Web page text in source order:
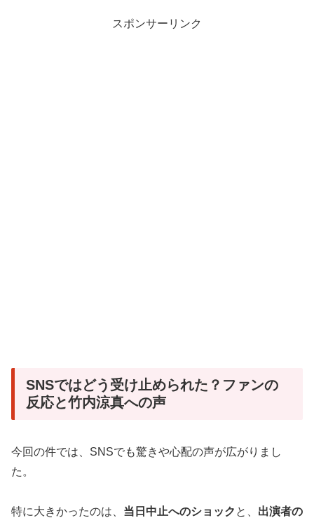
スポンサーリンク
SNSではどう受け止められた？ファンの
反応と竹内涼真への声
今回の件では、SNSでも驚きや心配の声が広がりまし
た。
特に大きかったのは、 当日中止へのショック と、 出演者の